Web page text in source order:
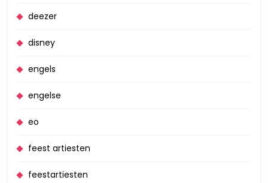
deezer
disney
engels
engelse
eo
feest artiesten
feestartiesten